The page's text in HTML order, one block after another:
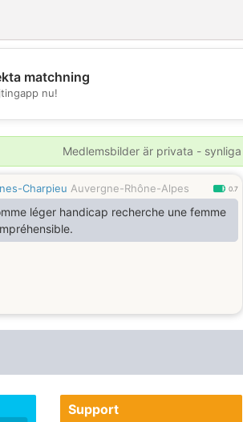
💕
matchning
nu!
Medlemsbilder är privata -
Charpieu Auvergne-Rhône-Alpes 0.7
léger handicap recherche une femme
Support